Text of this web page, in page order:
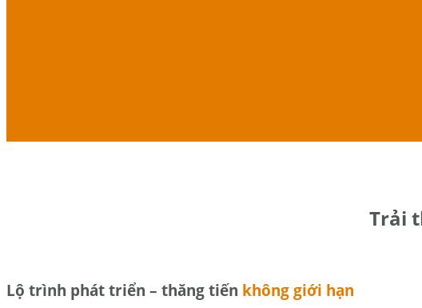
Trải
Lộ trình phát triển – thăng tiến không giới hạn